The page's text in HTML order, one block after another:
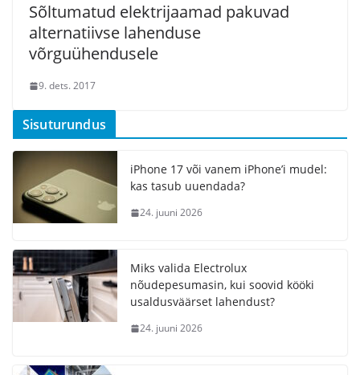
Sõltumatud elektrijaamad pakuvad
alternatiivse lahenduse
võrguühendusele
9. dets. 2017
Sisuturundus
iPhone 17 või vanem iPhone’i mudel:
kas tasub uuendada?
24. juuni 2026
Miks valida Electrolux
nõudepesumasin, kui soovid kööki
usaldusväärset lahendust?
24. juuni 2026